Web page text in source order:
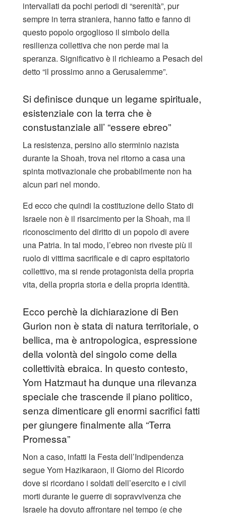
intervallati da pochi periodi di “serenità”, pur
sempre in terra straniera, hanno fatto e fanno di
questo popolo orgoglioso il simbolo della
resilienza collettiva che non perde mai la
speranza. Significativo è il richieamo a Pesach del
detto “il prossimo anno a Gerusalemme”.
Si definisce dunque un legame spirituale,
esistenziale con la terra che è
constustanziale all’ “essere ebreo”
La resistenza, persino allo sterminio nazista
durante la Shoah, trova nel ritorno a casa una
spinta motivazionale che probabilmente non ha
alcun pari nel mondo.
Ed ecco che quindi la costituzione dello Stato di
Israele non è il risarcimento per la Shoah, ma il
riconoscimento del diritto di un popolo di avere
una Patria. In tal modo, l’ebreo non riveste più il
ruolo di vittima sacrificale e di capro espitatorio
collettivo, ma si rende protagonista della propria
vita, della propria storia e della propria identità.
Ecco perchè la dichiarazione di Ben
Gurion non è stata di natura territoriale, o
bellica, ma è antropologica, espressione
della volontà del singolo come della
collettività ebraica. In questo contesto,
Yom Hatzmaut ha dunque una rilevanza
speciale che trascende il piano politico,
senza dimenticare gli enormi sacrifici fatti
per giungere finalmente alla “Terra
Promessa”
Non a caso, infatti la Festa dell’Indipendenza
segue Yom Hazikaraon, il Giorno del Ricordo
dove si ricordano i soldati dell’esercito e i civil
morti durante le guerre di sopravvivenza che
Israele ha dovuto affrontare nel tempo (e che